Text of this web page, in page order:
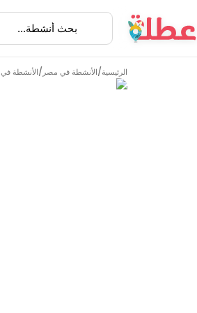
الرئيسية/الأنشطة في مصر /الأنشطة في Red Sea Governorate